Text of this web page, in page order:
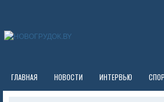
ГЛАВНАЯ НОВОСТИ ИНТЕРВЬЮ